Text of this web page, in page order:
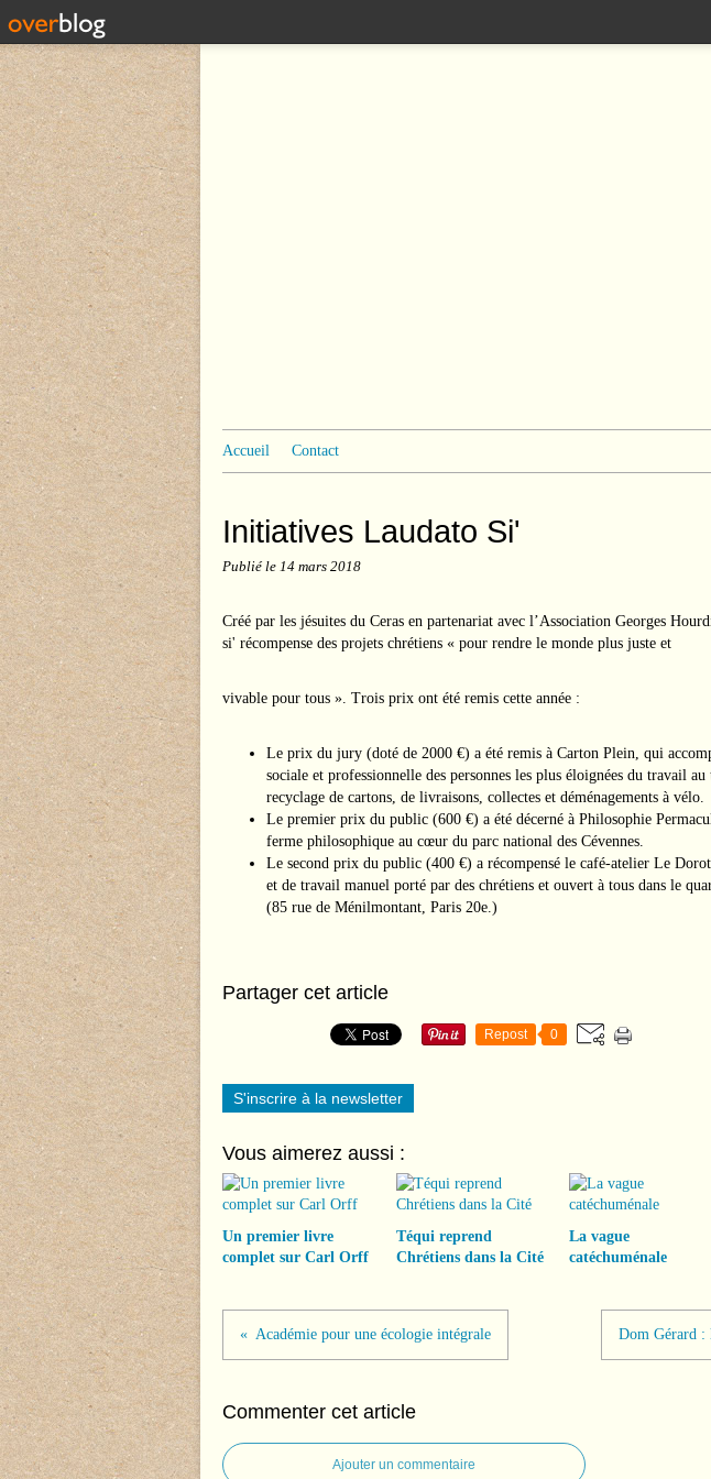
Accueil Contact
Initiatives Laudato Si'
Publié le 14 mars 2018
Créé par les jésuites du Ceras en partenariat avec l’Association Georges
si' récompense des projets chrétiens « pour rendre le monde plus juste et
vivable pour tous ». Trois prix ont été remis cette année :
Le prix du jury (doté de 2000 €) a été remis à Carton Plein, qui
sociale et professionnelle des personnes les plus éloignées du travail
recyclage de cartons, de livraisons, collectes et déménagements à vélo.
Le premier prix du public (600 €) a été décerné à Philosophie
ferme philosophique au cœur du parc national des Cévennes.
Le second prix du public (400 €) a récompensé le café-atelier Le
et de travail manuel porté par des chrétiens et ouvert à tous dans le
(85 rue de Ménilmontant, Paris 20e.)
Partager cet article
Repost 0
S'inscrire à la newsletter
Vous aimerez aussi :
Un premier livre
complet sur Carl Orff
Téqui reprend
Chrétiens dans la Cité
La vague
catéchuménale
Académie pour une écologie intégrale Dom Gérard :
Commenter cet article
Ajouter un commentaire